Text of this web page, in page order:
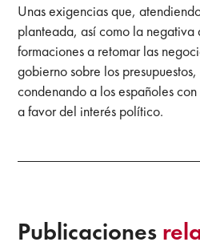
Unas exigencias que,
planteada, así como la negativa
formaciones a retomar las
gobierno sobre los
condenando a los españoles
a favor del interés político.
Publicaciones